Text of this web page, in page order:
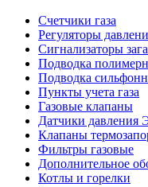
Счетчики газа
Регуляторы
Сигнализаторы
Подводка
Подводка
Пункты учета газа
Газовые клапаны
Датчики
Клапаны
Фильтры газовые
Дополнительное
Котлы и горелки